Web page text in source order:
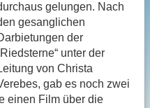
gelungen. Nach
gesanglichen
der
unter der
von Christa
gab es noch zwei
einen Film über die